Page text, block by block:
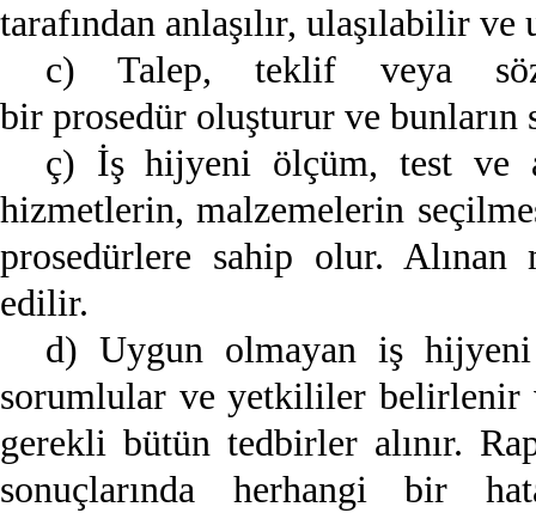
tarafından anlaşılır, ulaşılabilir
c) Talep, teklif veya
bir prosedür oluşturur ve
ç) İş hijyeni ölçüm, test ve
hizmetlerin, malzemelerin
prosedürlere sahip olur.
edilir.
d) Uygun olmayan iş
sorumlular ve yetkililer belirlenir
gerekli bütün tedbirler alınır.
sonuçlarında herhangi bir